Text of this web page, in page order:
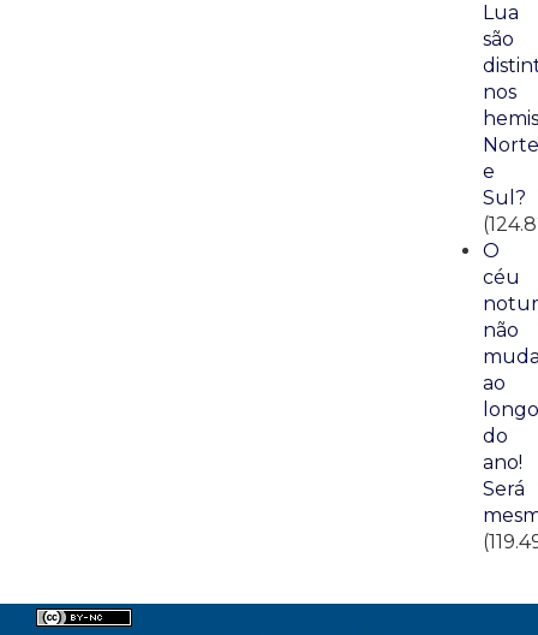
Lua
são
nos
Norte
e
Sul?
O
céu
não
ao
longo
do
ano!
Será